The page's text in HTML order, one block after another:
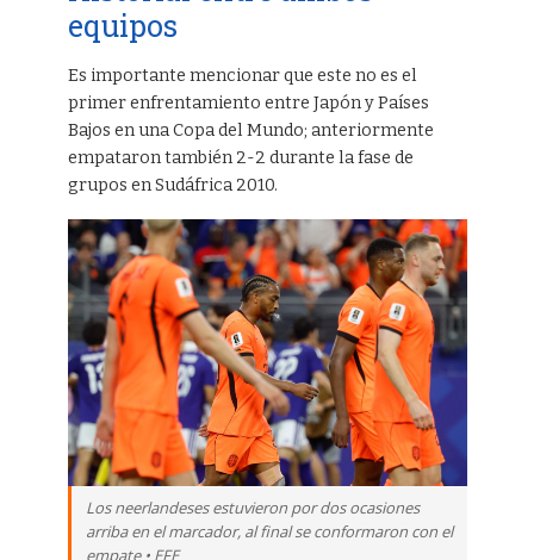
equipos
Es importante mencionar que este no es el
primer enfrentamiento entre Japón y Países
Bajos en una Copa del Mundo; anteriormente
empataron también 2-2 durante la fase de
grupos en Sudáfrica 2010.
Los neerlandeses estuvieron por dos ocasiones
arriba en el marcador, al final se conformaron con el
empate • EFE